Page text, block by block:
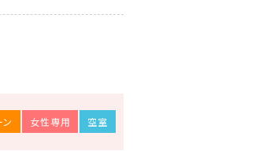
女性専用 空室